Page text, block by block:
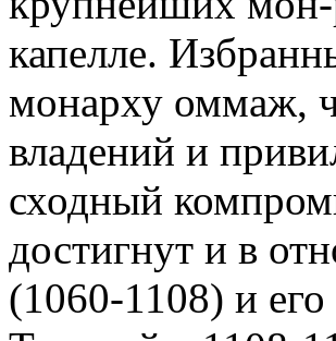
капелле.
монарху оммаж,
владений и
сходный
достигнут и в
(1060-1108) и